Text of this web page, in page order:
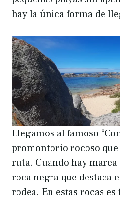
hay la única forma de
Llegamos al famoso
promontorio rocoso que
ruta. Cuando hay marea
roca negra que destaca
rodea. En estas rocas es